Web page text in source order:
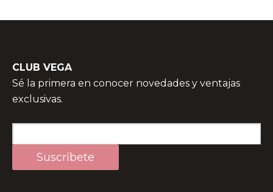
CLUB VEGA
Sé la primera en conocer novedades y ventajas
exclusivas.